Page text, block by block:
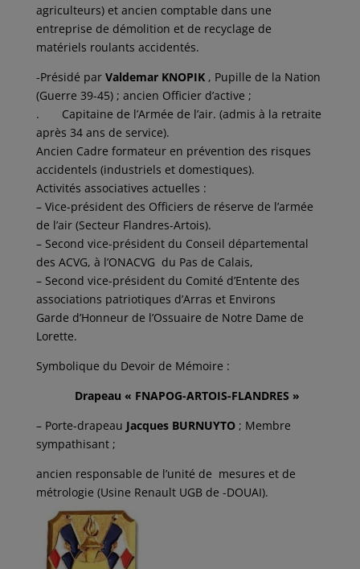
agriculteurs) et ancien comptable dans une
entreprise de démolition et de recyclage de
matériels roulants accidentés.
-Présidé par Valdemar KNOPIK , Pupille de la Nation
(Guerre 39-45) ; ancien Officier d’active ;
. Capitaine de l’Armée de l’air. (admis à la retraite
après 34 ans de service).
Ancien Cadre formateur en prévention des risques
accidentels (industriels et domestiques).
Activités associatives actuelles :
– Vice-président des Officiers de réserve de l’armée
de l’air (Secteur Flandres-Artois).
– Second vice-président du Conseil départemental
des ACVG, à l’ONACVG du Pas de Calais,
– Second vice-président du Comité d’Entente des
associations patriotiques d’Arras et Environs
Garde d’Honneur de l’Ossuaire de Notre Dame de
Lorette.
Symbolique du Devoir de Mémoire :
Drapeau « FNAPOG-ARTOIS-FLANDRES »
– Porte-drapeau Jacques BURNUYTO; Membre
sympathisant ;
ancien responsable de l’unité de mesures et de
métrologie (Usine Renault UGB de -DOUAI).